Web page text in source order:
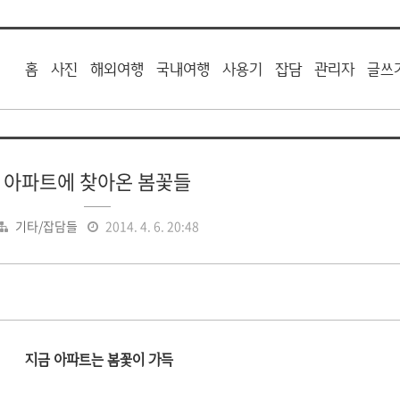
홈 사진 해외여행 국내여행 사용기 잡담 관리자 글쓰
아파트에 찾아온 봄꽃들
기타/잡담들 2014. 4. 6. 20:48
지금 아파트는 봄꽃이 가득